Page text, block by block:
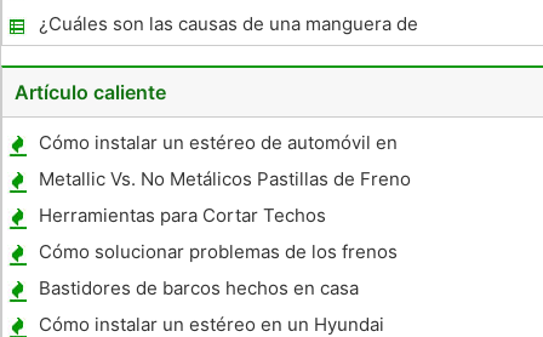
¿Cuáles son las causas de una manguera de
radiador hinchazón?
Artículo caliente
Cómo instalar un estéreo de automóvil en
un Chevy Beretta
Metallic Vs. No Metálicos Pastillas de Freno
Herramientas para Cortar Techos
Automotrices
Cómo solucionar problemas de los frenos
en 2003 de Dodge Truck
Bastidores de barcos hechos en casa
Cómo instalar un estéreo en un Hyundai